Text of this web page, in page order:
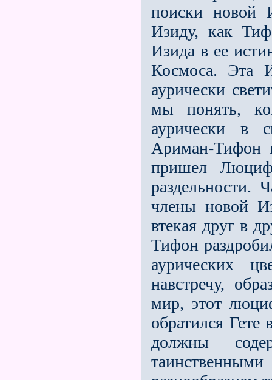
поиски новой
Изиду, как
Изида в ее
Кос­моса. Эта
аурически
мы понять,
аурически в
Ариман-Тифон
пришел
раздельности.
члены новой
втекая друг в
Тифон
аурических
навстречу,
мир, этот
обратился
должны